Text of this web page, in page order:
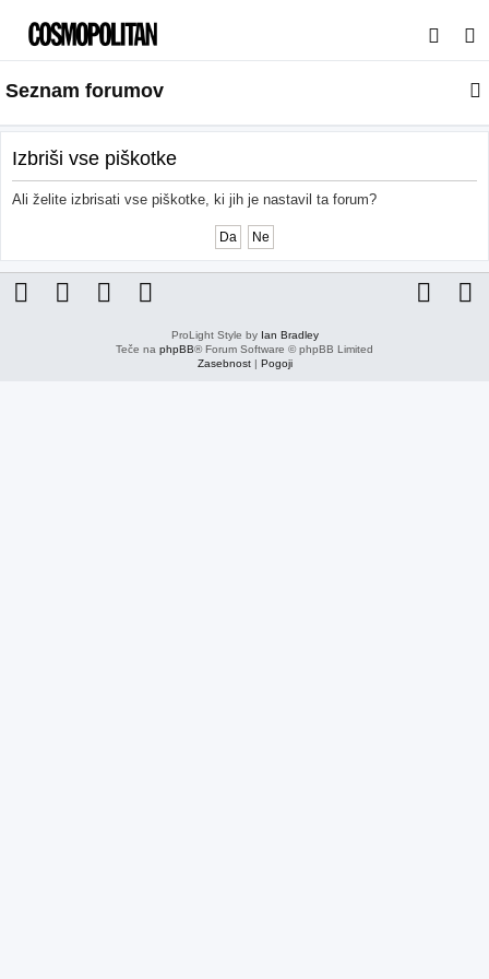
s
a
j
Seznam forumov
Izbriši vse piškotke
Ali želite izbrisati vse piškotke, ki jih je nastavil ta forum?
ProLight Style by Ian Bradley
Teče na phpBB® Forum Software © phpBB Limited
Zasebnost| Pogoji